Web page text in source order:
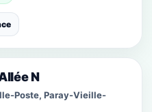
N
Poste, Paray-Vieille-